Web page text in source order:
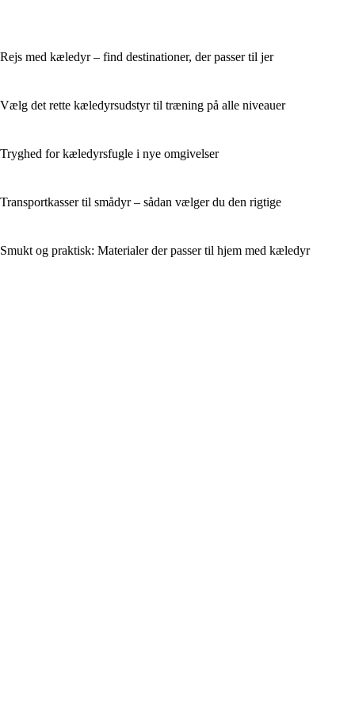
Rejs med kæledyr – find destinationer, der passer til jer
Vælg det rette kæledyrsudstyr til træning på alle niveauer
Tryghed for kæledyrsfugle i nye omgivelser
Transportkasser til smådyr – sådan vælger du den rigtige
Smukt og praktisk: Materialer der passer til hjem med kæledyr